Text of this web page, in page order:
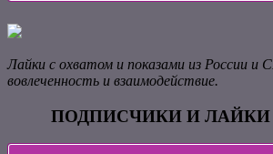
Лайки с охватом и показами из России
вовлеченность и взаимодействие.
ПОДПИСЧИКИ И